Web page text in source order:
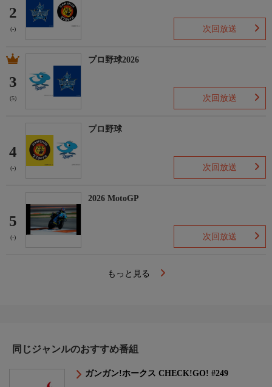
2
(-) 次回放送
3
(5)
プロ野球2026
次回放送
4
(-)
プロ野球
次回放送
5
(-)
2026 MotoGP
次回放送
もっと見る
同じジャンルのおすすめ番組
ガンガン!ホークス CHECK!GO! #249